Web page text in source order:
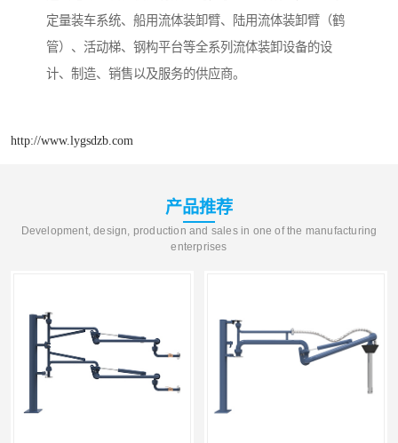
定量装车系统、船用流体装卸臂、陆用流体装卸臂（鹤
管）、活动梯、钢构平台等全系列流体装卸设备的设
计、制造、销售以及服务的供应商。
http://www.lygsdzb.com
产品推荐
Development, design, production and sales in one of the manufacturing
enterprises